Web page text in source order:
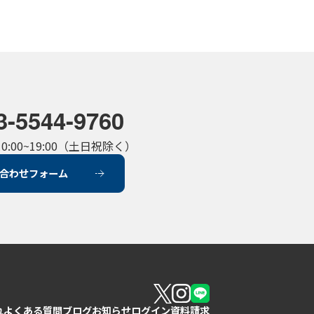
5544-9760
（土日祝除く）
わせフォーム
よくある質問ブログお知らせログイン資料請求